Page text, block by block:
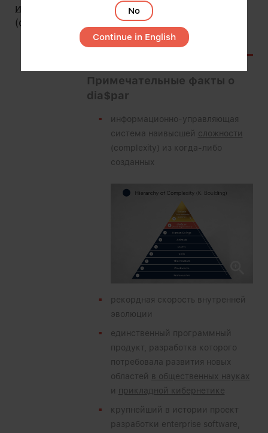
исключительного уровня сложности
(complexity).
Примечательные факты о
dia$par
информационно-управляющая
система наивысшей сложности
(complexity) из когда-либо
созданных
рекордная скорость внутренней
эволюции
единственный программный
продукт, разработка которого
потребовала развития новых
областей в общественных науках
и прикладной кибернетике
крупнейший в истории проект
разработки enterprise software,
No
Continue in English